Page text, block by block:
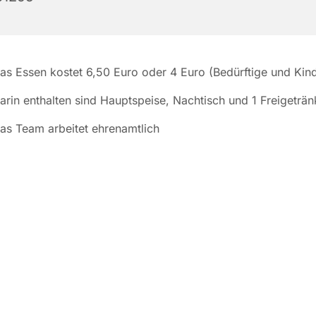
Essen kostet 6,50 Euro oder 4 Euro (Bedürftige und
enthalten sind Hauptspeise, Nachtisch und 1
Team arbeitet ehrenamtlich